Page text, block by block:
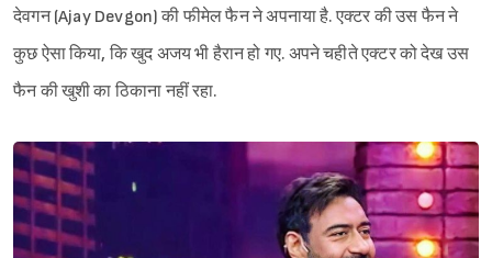
देवगन (Ajay Devgon) की फीमेल फैन ने अपनाया है. एक्टर की उस फैन ने
कुछ ऐसा किया, कि खुद अजय भी हैरान हो गए. अपने चहीते एक्टर को देख उस
फैन की खुशी का ठिकाना नहीं रहा.